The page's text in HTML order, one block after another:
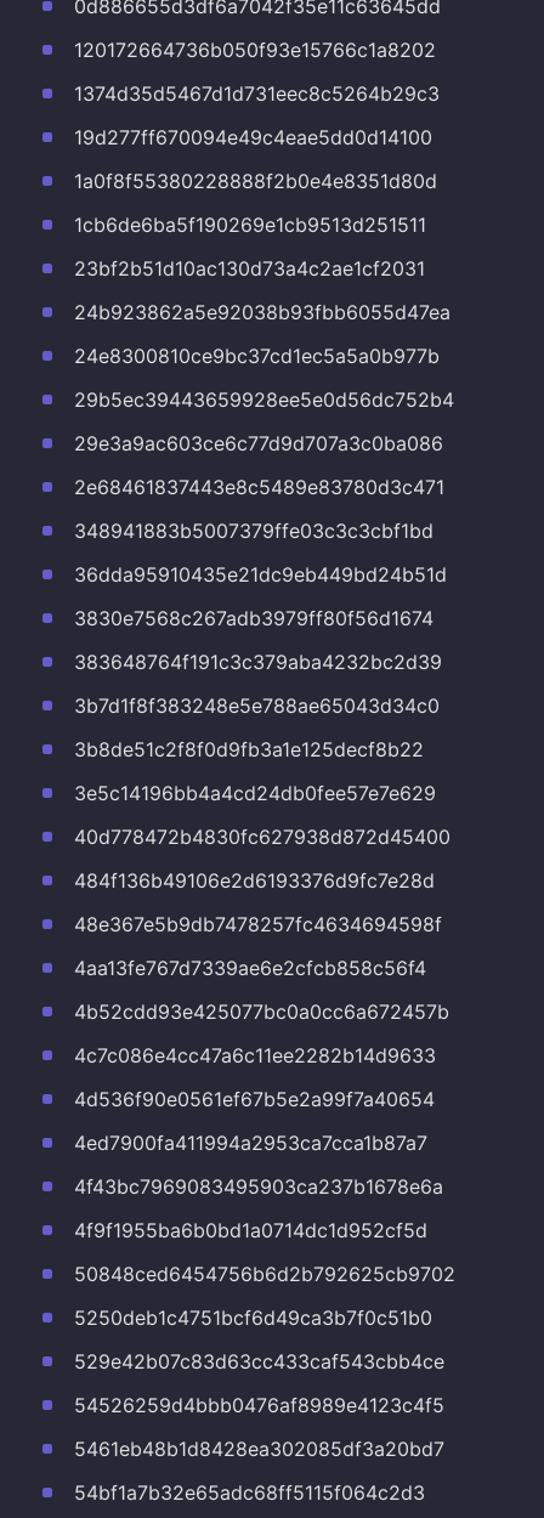
0d886655d3df6a7042f35e11c63645dd
120172664736b050f93e15766c1a8202
1374d35d5467d1d731eec8c5264b29c3
19d277ff670094e49c4eae5dd0d14100
1a0f8f55380228888f2b0e4e8351d80d
1cb6de6ba5f190269e1cb9513d251511
23bf2b51d10ac130d73a4c2ae1cf2031
24b923862a5e92038b93fbb6055d47ea
24e8300810ce9bc37cd1ec5a5a0b977b
29b5ec39443659928ee5e0d56dc752b4
29e3a9ac603ce6c77d9d707a3c0ba086
2e68461837443e8c5489e83780d3c471
348941883b5007379ffe03c3c3cbf1bd
36dda95910435e21dc9eb449bd24b51d
3830e7568c267adb3979ff80f56d1674
383648764f191c3c379aba4232bc2d39
3b7d1f8f383248e5e788ae65043d34c0
3b8de51c2f8f0d9fb3a1e125decf8b22
3e5c14196bb4a4cd24db0fee57e7e629
40d778472b4830fc627938d872d45400
484f136b49106e2d6193376d9fc7e28d
48e367e5b9db7478257fc4634694598f
4aa13fe767d7339ae6e2cfcb858c56f4
4b52cdd93e425077bc0a0cc6a672457b
4c7c086e4cc47a6c11ee2282b14d9633
4d536f90e0561ef67b5e2a99f7a40654
4ed7900fa411994a2953ca7cca1b87a7
4f43bc7969083495903ca237b1678e6a
4f9f1955ba6b0bd1a0714dc1d952cf5d
50848ced6454756b6d2b792625cb9702
5250deb1c4751bcf6d49ca3b7f0c51b0
529e42b07c83d63cc433caf543cbb4ce
54526259d4bbb0476af8989e4123c4f5
5461eb48b1d8428ea302085df3a20bd7
54bf1a7b32e65adc68ff5115f064c2d3